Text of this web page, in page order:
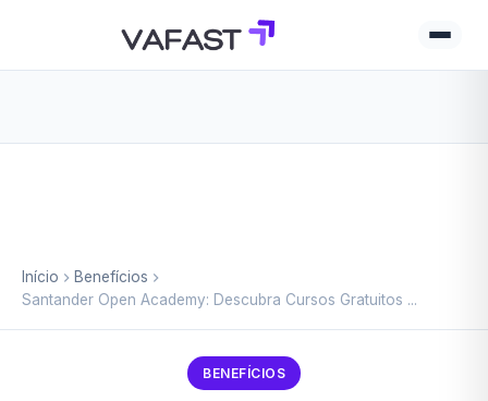
Início
Benefícios
Santander Open Academy: Descubra Cursos Gratuitos ...
BENEFÍCIOS